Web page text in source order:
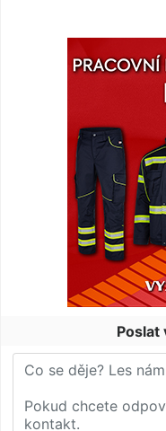
Poslat